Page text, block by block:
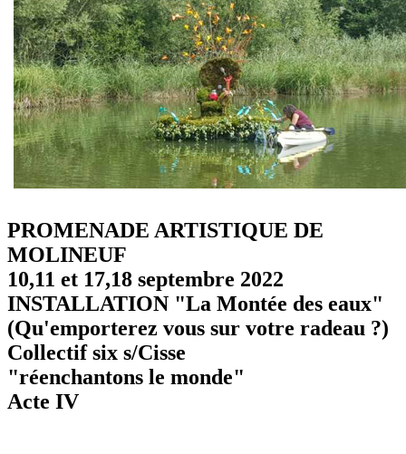
PROMENADE ARTISTIQUE DE
MOLINEUF
10,11 et 17,18 septembre 2022
INSTALLATION "La Montée des eaux"
(Qu'emporterez vous sur votre radeau ?)
Collectif six s/Cisse
"réenchantons le monde"
Acte IV